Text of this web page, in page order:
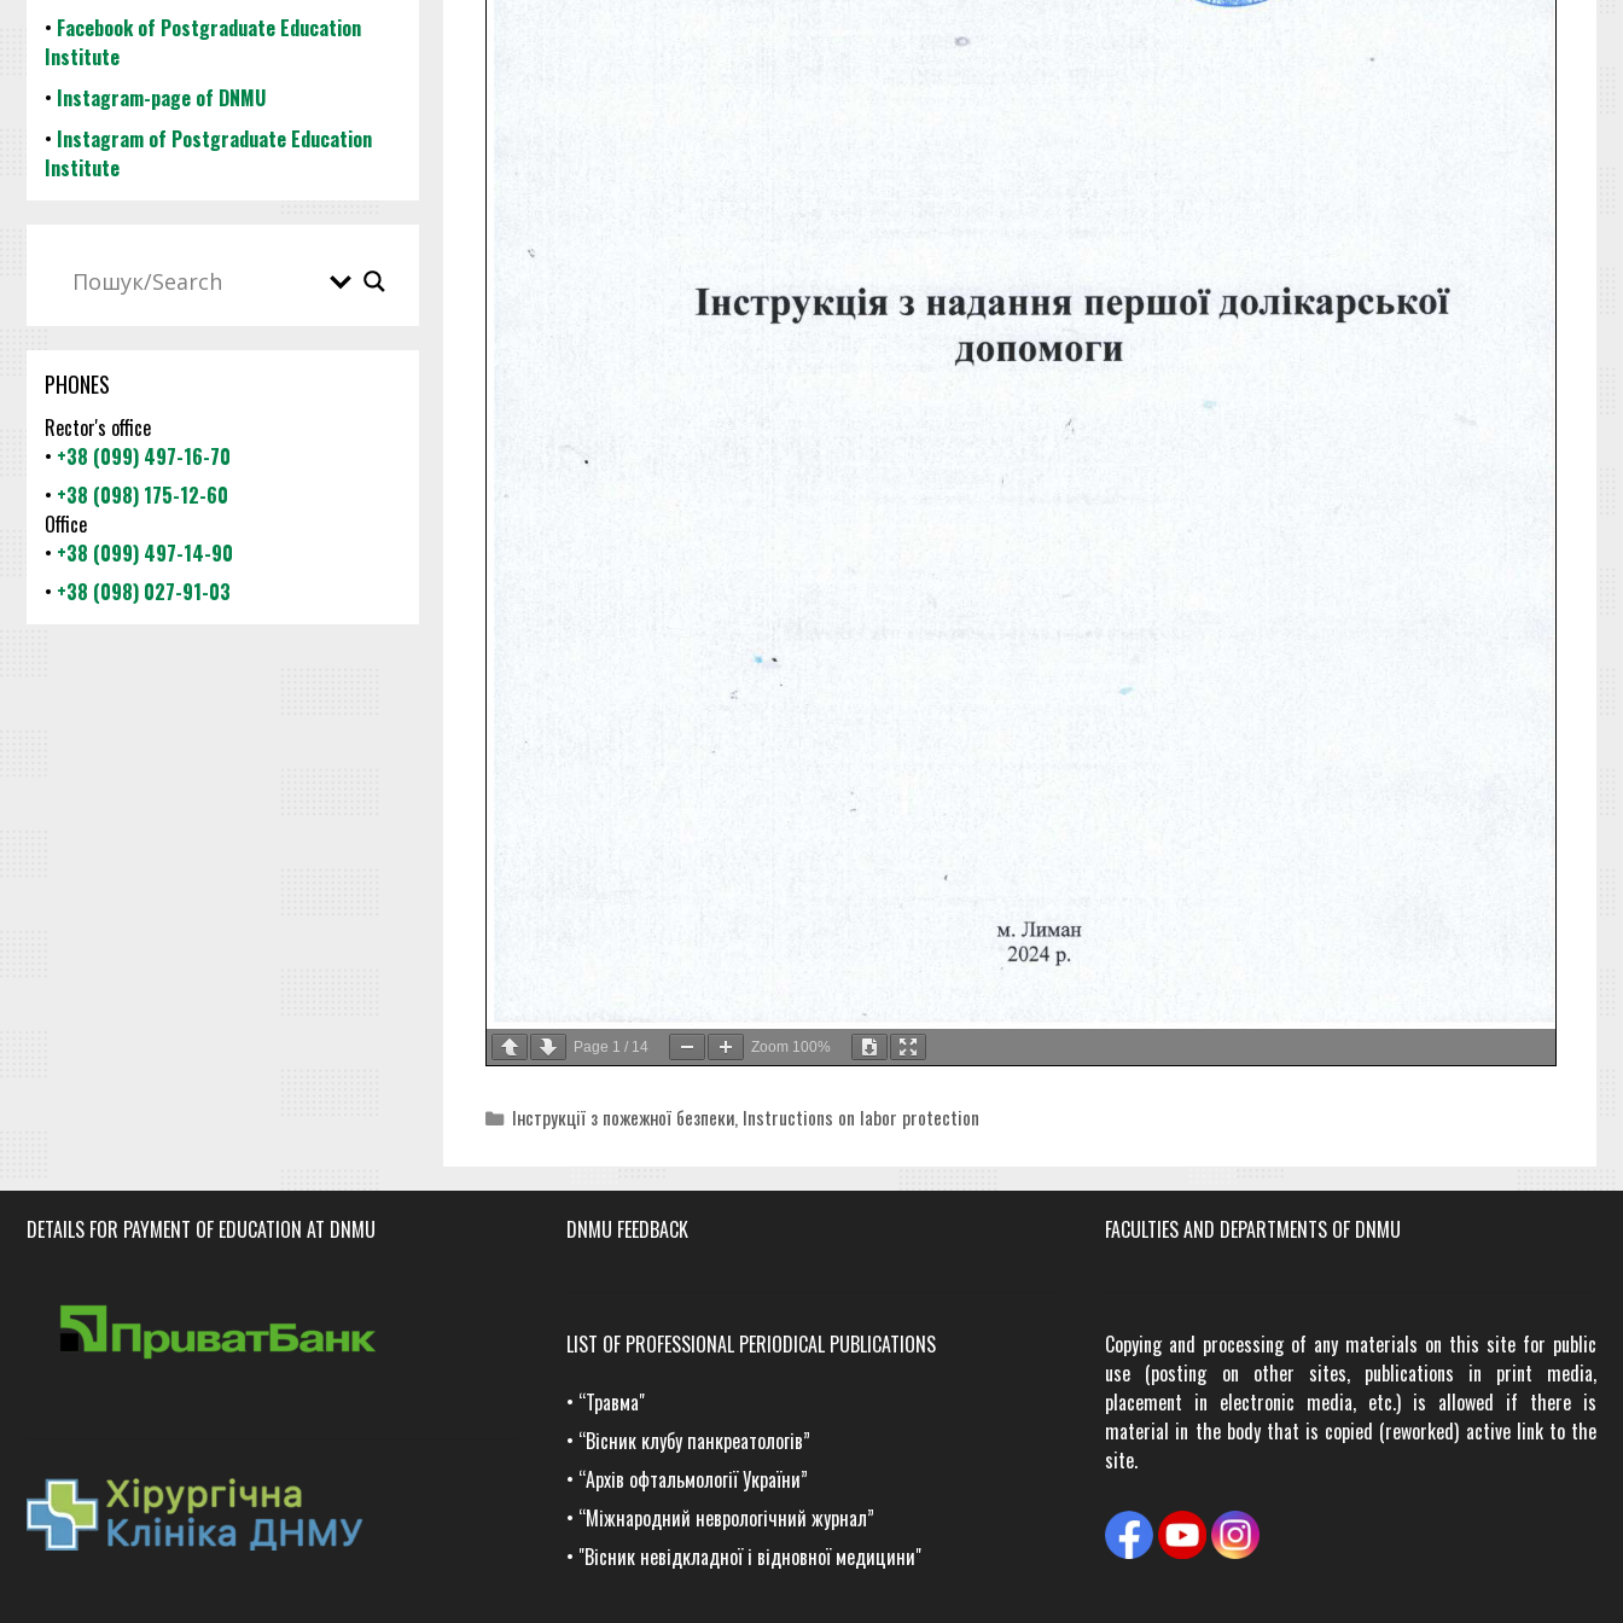
Page 1 / 14 Zoom 100%
Categories
Інструкції з пожежної безпеки, Instructions on labor protection
• Facebook of Postgraduate Education
Institute
• Instagram-page of DNMU
• Instagram of Postgraduate Education
Institute
PHONES
Rector's office
• +38 (099) 497-16-70
• +38 (098) 175-12-60
Office
• +38 (099) 497-14-90
• +38 (098) 027-91-03
DETAILS FOR PAYMENT OF EDUCATION AT DNMU DNMU FEEDBACK
LIST OF PROFESSIONAL PERIODICAL PUBLICATIONS
• “Травма"
• “Вісник клубу панкреатологів”
• “Архів офтальмології України”
• “Міжнародний неврологічний журнал”
• "Вісник невідкладної і відновної медицини"
FACULTIES AND DEPARTMENTS OF DNMU
Copying and processing of any materials on this site for public
use (posting on other sites, publications in print media,
placement in electronic media, etc.) is allowed if there is
material in the body that is copied (reworked) active link to the
site.